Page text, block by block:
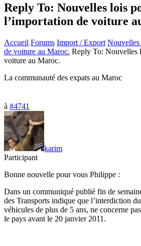
Reply To: Nouvelles lois
l’importation de voiture
Accueil Forums Import / Export Nouvelles
de voiture au Maroc. Reply To: Nouvelles
voiture au Maroc.
La communauté des expats au Maroc
à #4741
karim
Participant
Bonne nouvelle pour vous Philippe :
Dans un communiqué publié fin de
des Transports indique que l’interdiction
véhicules de plus de 5 ans, ne concerne
le pays avant le 20 janvier 2011.